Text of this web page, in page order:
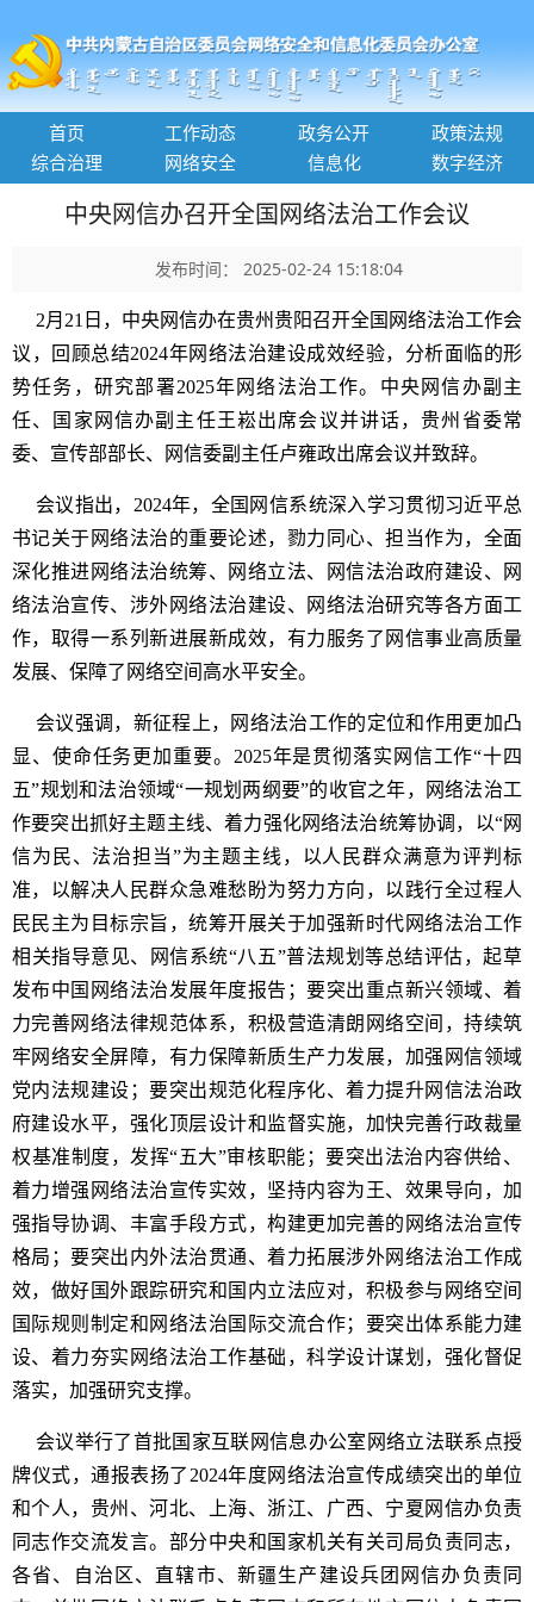
首页 工作动态 政务公开
政策法规
综合治理
网络安全 信息化 数字经济
中央网信办召开全国网络法治工作会议
发布时间： 2025-02-24 15:18:04
2月21日，中央网信办在贵州贵阳召开全国网络法治工作会
议，回顾总结2024年网络法治建设成效经验，分析面临的形
势任务，研究部署2025年网络法治工作。中央网信办副主
任、国家网信办副主任王崧出席会议并讲话，贵州省委常
委、宣传部部长、网信委副主任卢雍政出席会议并致辞。
会议指出，2024年，全国网信系统深入学习贯彻习近平总
书记关于网络法治的重要论述，勠力同心、担当作为，全面
深化推进网络法治统筹、网络立法、网信法治政府建设、网
络法治宣传、涉外网络法治建设、网络法治研究等各方面工
作，取得一系列新进展新成效，有力服务了网信事业高质量
发展、保障了网络空间高水平安全。
会议强调，新征程上，网络法治工作的定位和作用更加凸
显、使命任务更加重要。2025年是贯彻落实网信工作“十四
五”规划和法治领域“一规划两纲要”的收官之年，网络法治工
作要突出抓好主题主线、着力强化网络法治统筹协调，以“网
信为民、法治担当”为主题主线，以人民群众满意为评判标
准，以解决人民群众急难愁盼为努力方向，以践行全过程人
民民主为目标宗旨，统筹开展关于加强新时代网络法治工作
相关指导意见、网信系统“八五”普法规划等总结评估，起草
发布中国网络法治发展年度报告；要突出重点新兴领域、着
力完善网络法律规范体系，积极营造清朗网络空间，持续筑
牢网络安全屏障，有力保障新质生产力发展，加强网信领域
党内法规建设；要突出规范化程序化、着力提升网信法治政
府建设水平，强化顶层设计和监督实施，加快完善行政裁量
权基准制度，发挥“五大”审核职能；要突出法治内容供给、
着力增强网络法治宣传实效，坚持内容为王、效果导向，加
强指导协调、丰富手段方式，构建更加完善的网络法治宣传
格局；要突出内外法治贯通、着力拓展涉外网络法治工作成
效，做好国外跟踪研究和国内立法应对，积极参与网络空间
国际规则制定和网络法治国际交流合作；要突出体系能力建
设、着力夯实网络法治工作基础，科学设计谋划，强化督促
落实，加强研究支撑。
会议举行了首批国家互联网信息办公室网络立法联系点授
牌仪式，通报表扬了2024年度网络法治宣传成绩突出的单位
和个人，贵州、河北、上海、浙江、广西、宁夏网信办负责
同志作交流发言。部分中央和国家机关有关司局负责同志，
各省、自治区、直辖市、新疆生产建设兵团网信办负责同